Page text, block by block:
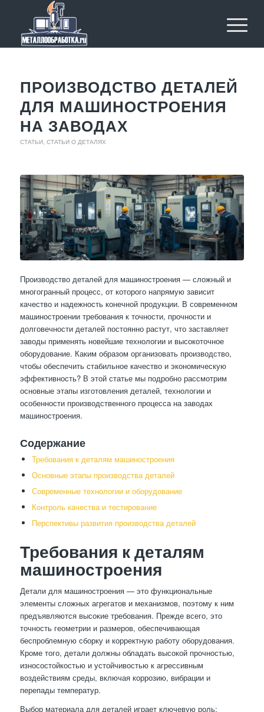
ПРОИЗВОДСТВО ДЕТАЛЕЙ
ДЛЯ МАШИНОСТРОЕНИЯ
НА ЗАВОДАХ
СТАТЬИ, СТАТЬИ О ДЕТАЛЯХ
Производство деталей для машиностроения — сложный и
многогранный процесс, от которого напрямую зависит
качество и надежность конечной продукции. В современном
машиностроении требования к точности, прочности и
долговечности деталей постоянно растут, что заставляет
заводы применять новейшие технологии и высокоточное
оборудование. Каким образом организовать производство,
чтобы обеспечить стабильное качество и экономическую
эффективность? В этой статье мы подробно рассмотрим
основные этапы изготовления деталей, технологии и
особенности производственного процесса на заводах
машиностроения.
Содержание
Требования к деталям машиностроения
Основные этапы производства деталей
Современные технологии и оборудование
Контроль качества и тестирование
Перспективы развития производства деталей
Требования к деталям
машиностроения
Детали для машиностроения — это функциональные
элементы сложных агрегатов и механизмов, поэтому к ним
предъявляются высокие требования. Прежде всего, это
точность геометрии и размеров, обеспечивающая
беспроблемную сборку и корректную работу оборудования.
Кроме того, детали должны обладать высокой прочностью,
износостойкостью и устойчивостью к агрессивным
воздействиям среды, включая коррозию, вибрации и
перепады температур.
Выбор материала для деталей играет ключевую роль: